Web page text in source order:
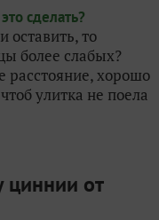
оставить, то
более слабых?
расстояние, хорошо
улитка не поела
циннии от